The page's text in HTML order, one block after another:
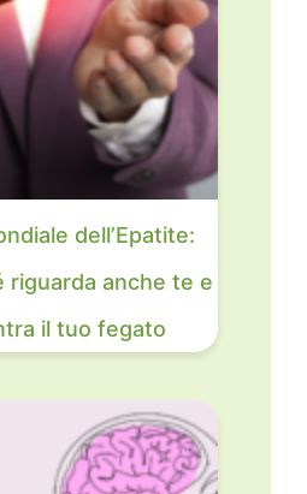
dell’Epatite:
riguarda anche te e
il tuo fegato